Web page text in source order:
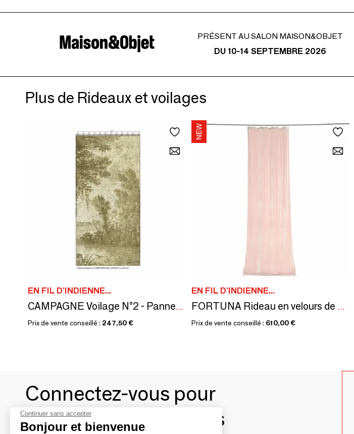
PRÉSENT AU SALON MAISON&OBJET
DU 10-14 SEPTEMBRE 2026
Plus de Rideaux et voilages
EN FIL D'INDIENNE...
CAMPAGNE Voilage N°2 - Panneau droite voile de lin imprimé Ananbô 140x280 OCRE
Prix de vente conseillé : 247,50 €
EN FIL D'INDIENNE...
FORTUNA Rideau en velours de soie 110x300 cm FORTUNA POUDRE
Prix de vente conseillé : 610,00 €
Connectez-vous pour
contacter les marques
Continuer sans accepter
Bonjour et bienvenue